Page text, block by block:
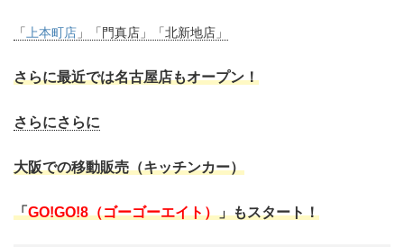
「上本町店 」「門真店」「北新地店」
さらに最近では名古屋店もオープン！
さらにさらに
大阪での移動販売（キッチンカー）
「GO!GO!8（ゴーゴーエイト）」もスタート！